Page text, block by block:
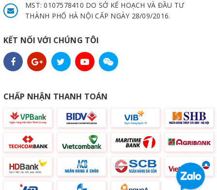
MST: 0107578410 DO SỞ KẾ HOẠCH VÀ ĐẦU TƯ
THÀNH PHỐ HÀ NỘI CẤP NGÀY 28/09/2016.
KẾT NỐI VỚI CHÚNG TÔI
CHẤP NHẬN THANH TOÁN